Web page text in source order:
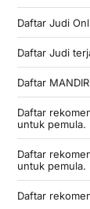
Daftar Judi
Daftar Judi
Daftar
Daftar
untuk pemula.
Daftar
untuk pemula.
Daftar